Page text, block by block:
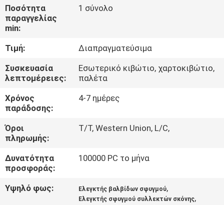
ΈΛΕΓΧΟΣ
ΠΟΙΌΤΗΤΑΣ
ΕΠΙΚΟΙΝΩΝΉΣΤΕ
ΜΑΖΊ
ΜΑΣ
ΖΗΤΉΣΤΕ
ΜΙΑ
ΠΡΟΣΦΟΡΆ
Ποσότητα
παραγγελίας
min:
1 σύνολο
Τιμή:
Διαπραγματεύσιμα
Συσκευασία
λεπτομέρειες:
Εσωτερικό κιβώτιο, χαρτοκιβώτιο,
παλέτα
Χρόνος
παράδοσης:
4-7 ημέρες
Όροι
πληρωμής:
T/T, Western Union, L/C,
Δυνατότητα
προσφοράς:
100000 PC το μήνα
Υψηλό φως: Ελεγκτής βαλβίδων σφυγμού,
Ελεγκτής σφυγμού συλλεκτών σκόνης,